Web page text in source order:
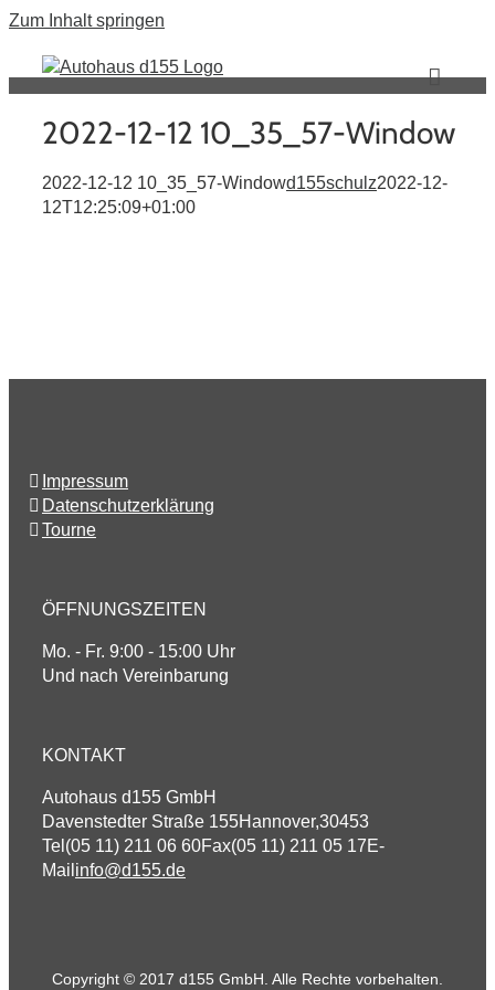
Zum Inhalt springen
2022-12-12 10_35_57-Window
2022-12-12 10_35_57-Windowd155schulz2022-12-
12T12:25:09+01:00
Impressum
Datenschutzerklärung
Tourne
ÖFFNUNGSZEITEN
Mo. - Fr. 9:00 - 15:00 Uhr
Und nach Vereinbarung
KONTAKT
Autohaus d155 GmbH
Davenstedter Straße 155Hannover,30453
Tel (05 11) 211 06 60Fax(05 11) 211 05 17E-
Mail info@d155.de
Copyright © 2017 d155 GmbH. Alle Rechte vorbehalten.